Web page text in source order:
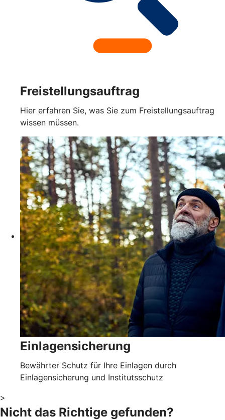
Freistellungsauftrag
Hier erfahren Sie, was Sie zum Freistellungsauftrag
wissen müssen.
Einlagensicherung
Bewährter Schutz für Ihre Einlagen durch
Einlagensicherung und Institutsschutz
>
Nicht das Richtige gefunden?